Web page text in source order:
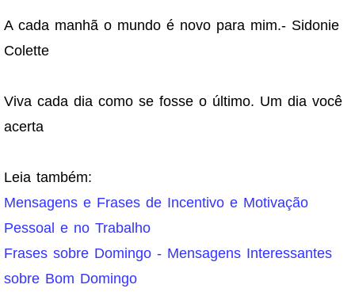
A cada manhã o mundo é novo para mim.- Sidonie
Colette
Viva cada dia como se fosse o último. Um dia você
acerta
Leia também:
Mensagens e Frases de Incentivo e Motivação
Pessoal e no Trabalho
Frases sobre Domingo - Mensagens Interessantes
sobre Bom Domingo